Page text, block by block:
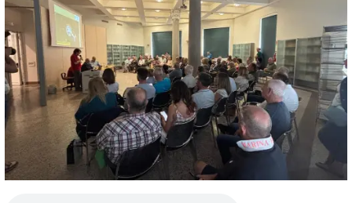
Oglasi
Založnik
Zadruga PD
Naročnine